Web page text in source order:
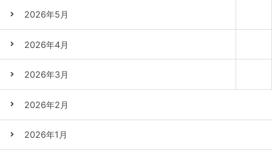
2026年5月
2026年4月
2026年3月
2026年2月
2026年1月